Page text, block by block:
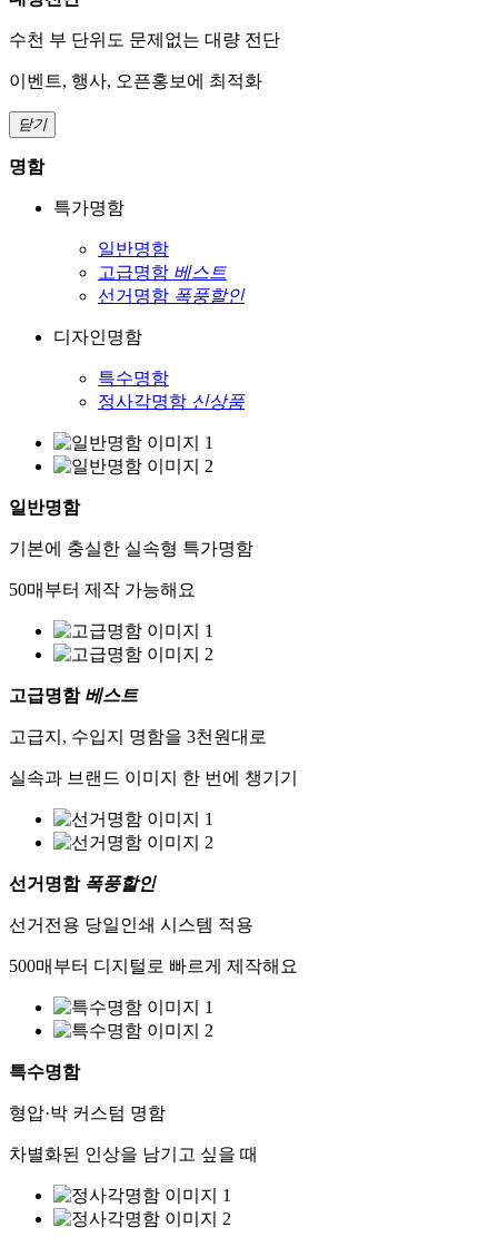
수천 부 단위도 문제없는 대량 전단
이벤트, 행사, 오픈홍보에 최적화
닫기
명함
특가명함
일반명함
고급명함 베스트
선거명함 폭풍할인
디자인명함
특수명함
정사각명함 신상품
일반명함
기본에 충실한 실속형 특가명함
50매부터 제작 가능해요
고급명함 베스트
고급지, 수입지 명함을 3천원대로
실속과 브랜드 이미지 한 번에 챙기기
선거명함 폭풍할인
선거전용 당일인쇄 시스템 적용
500매부터 디지털로 빠르게 제작해요
특수명함
형압·박 커스텀 명함
차별화된 인상을 남기고 싶을 때